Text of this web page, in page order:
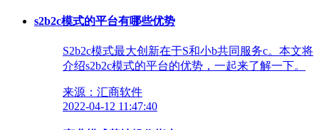
s2b2c模式的平台有哪些优势
S2b2c模式最大创新在于S和小b共同服务c。本文将
介绍s2b2c模式的平台的优势，一起来了解一下。
来源：汇商软件
2022-04-12 11:47:40